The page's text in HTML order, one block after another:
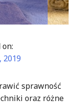
on:
2019
sprawność
oraz różne